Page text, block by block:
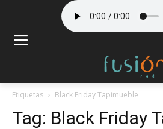
Etiquetas Black Friday Tapimueble
Tag: Black Friday